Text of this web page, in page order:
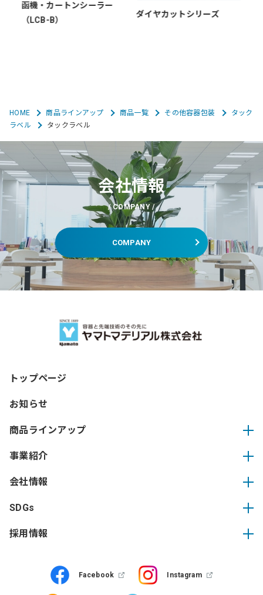
函機・カートンシーラー
（LCB-B）
ダイヤカットシリーズ
HOME 商品ラインアップ 商品一覧 その他容器包装
タック
ラベル
タックラベル
会社情報
COMPANY
COMPANY
トップページ
お知らせ
商品ラインアップ
事業紹介
会社情報
SDGs
採用情報
Facebook Instagram